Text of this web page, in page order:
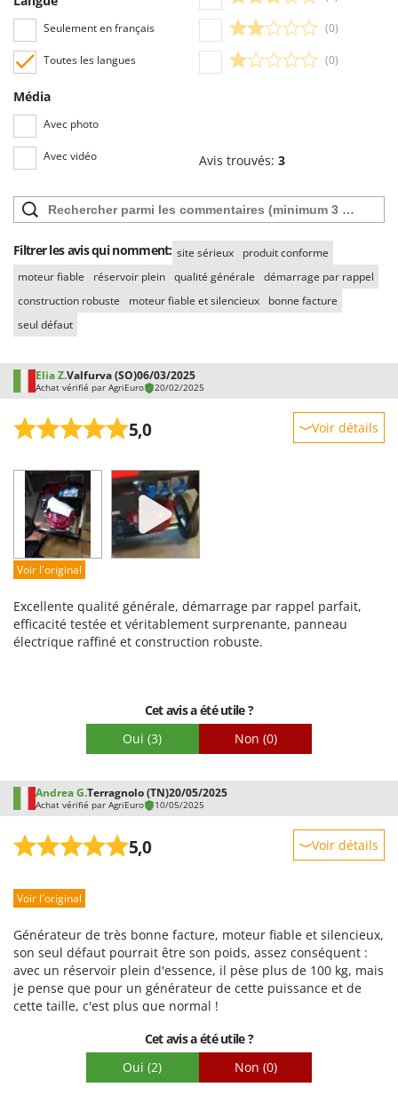
Seulement en français
Toutes les langues
Média
Avec photo
Avec vidéo
(0)
(0)
Avis trouvés: 3
Filtrer les avis qui nomment: site sérieux
produit conforme
moteur fiable
réservoir plein qualité générale
démarrage par rappel
construction robuste
moteur fiable et silencieux
bonne facture
seul défaut
Elia Z.Valfurva (SO)06/03/2025
Achat vérifié par AgriEuro 20/02/2025
5,0 Voir détails
Prestations
Facilité d'utilisation
Qualité / Prix
Facilité de montage
Voir l'original
Excellente qualité générale, démarrage par rappel parfait,
efficacité testée et véritablement surprenante, panneau
électrique raffiné et construction robuste.
Cet avis a été utile ?
Oui (3) Non (0)
Andrea G.Terragnolo (TN)20/05/2025
Achat vérifié par AgriEuro 10/05/2025
5,0 Voir détails
Prestations
Qualité / Prix
Facilité de montage
Emballage
Voir l'original
Générateur de très bonne facture, moteur fiable et silencieux,
son seul défaut pourrait être son poids, assez conséquent :
avec un réservoir plein d'essence, il pèse plus de 100 kg, mais
je pense que pour un générateur de cette puissance et de
cette taille, c'est plus que normal !
Cet avis a été utile ?
Oui (2) Non (0)